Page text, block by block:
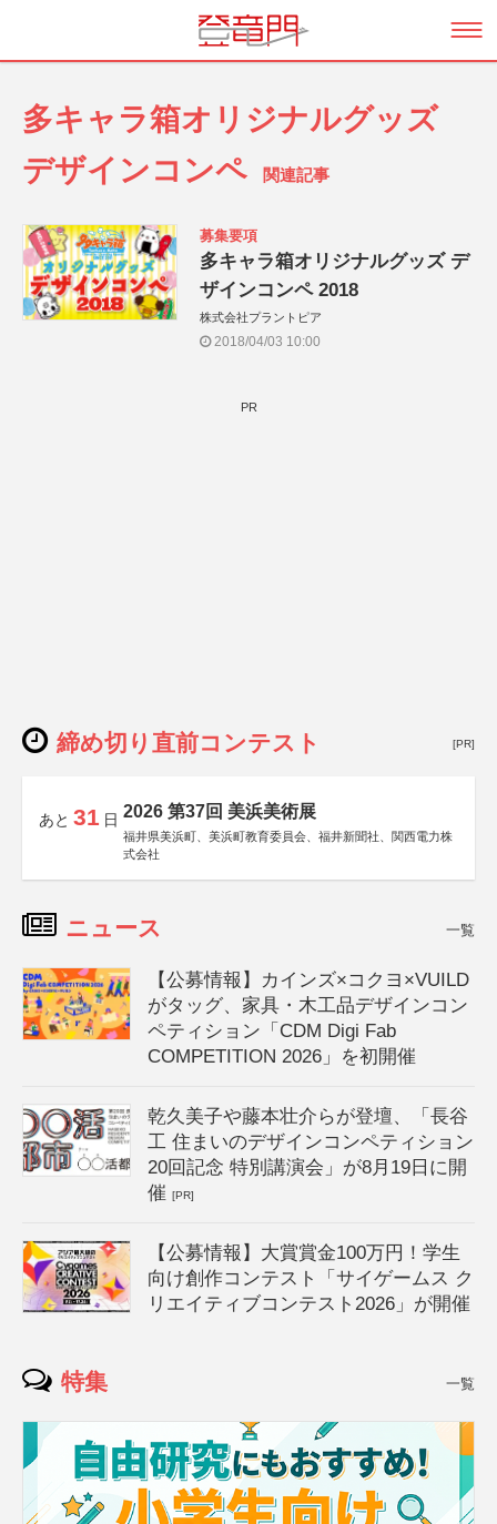
多キャラ箱オリジナルグッズ
デザインコンペ
関連記事
募集要項
多キャラ箱オリジナルグッズ デ
ザインコンペ 2018
株式会社プラントピア
2018/04/03 10:00
PR
締め切り直前コンテスト [PR]
あと 31 日 2026 第37回 美浜美術展
福井県美浜町、美浜町教育委員会、福井新聞社、関西電力株
式会社
ニュース 一覧
【公募情報】カインズ×コクヨ×VUILD
がタッグ、家具・木工品デザインコン
ペティション「CDM Digi Fab
COMPETITION 2026」を初開催
乾久美子や藤本壮介らが登壇、「長谷
工 住まいのデザインコンペティション
20回記念 特別講演会」が8月19日に開
催[PR]
【公募情報】大賞賞金100万円！学生
向け創作コンテスト「サイゲームス ク
リエイティブコンテスト2026」が開催
特集 一覧